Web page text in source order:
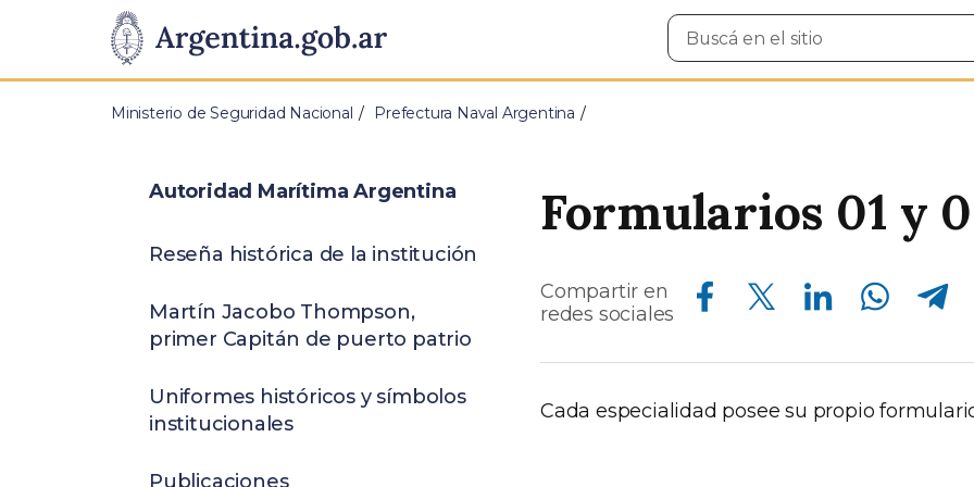
Presidencia
de
Pasar al contenido principal
Buscar
en
Ministerio de Seguridad Nacional Prefectura Naval Argentina
Formularios 01 y
Compartir en
redes sociales
Compartir en Facebook Compartir en Twitter Compartir en Linkedin Compartir en Whatsapp Compartir en Telegram
Cada especialidad posee su propio
Autoridad Marítima Argentina
Reseña histórica de la institución
Martín Jacobo Thompson,
primer Capitán de puerto patrio
Uniformes históricos y símbolos
institucionales
Publicaciones